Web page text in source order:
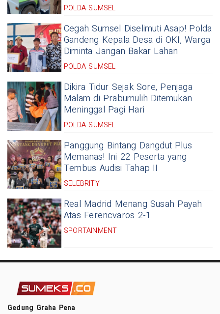
POLDA SUMSEL
Cegah Sumsel Diselimuti Asap! Polda
Gandeng Kepala Desa di OKI, Warga
Diminta Jangan Bakar Lahan
POLDA SUMSEL
Dikira Tidur Sejak Sore, Penjaga
Malam di Prabumulih Ditemukan
Meninggal Pagi Hari
POLDA SUMSEL
Panggung Bintang Dangdut Plus
Memanas! Ini 22 Peserta yang
Tembus Audisi Tahap II
SELEBRITY
Real Madrid Menang Susah Payah
Atas Ferencvaros 2-1
SPORTAINMENT
Gedung Graha Pena